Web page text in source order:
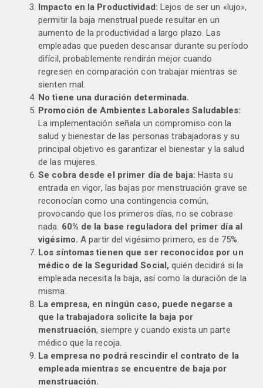
Impacto en la Productividad: Lejos de ser un «lujo»,
permitir la baja menstrual puede resultar en un
aumento de la productividad a largo plazo. Las
empleadas que pueden descansar durante su período
difícil, probablemente rendirán mejor cuando
regresen en comparación con trabajar mientras se
sienten mal.
No tiene una duración determinada.
Promoción de Ambientes Laborales Saludables:
La implementación señala un compromiso con la
salud y bienestar de las personas trabajadoras y su
principal objetivo es garantizar el bienestar y la salud
de las mujeres.
Se cobra desde el primer día de baja: Hasta su
entrada en vigor, las bajas por menstruación grave se
reconocían como una contingencia común,
provocando que los primeros días, no se cobrase
nada. 60% de la base reguladora del primer día al
vigésimo. A partir del vigésimo primero, es de 75%.
Los síntomas tienen que ser reconocidos por un
médico de la Seguridad Social,quién decidirá si la
empleada necesita la baja, así como la duración de la
misma.
La empresa, en ningún caso, puede negarse a
que la trabajadora solicite la baja por
menstruación, siempre y cuando exista un parte
médico que la recoja.
La empresa no podrá rescindir el contrato de la
empleada mientras se encuentre de baja por
menstruación.